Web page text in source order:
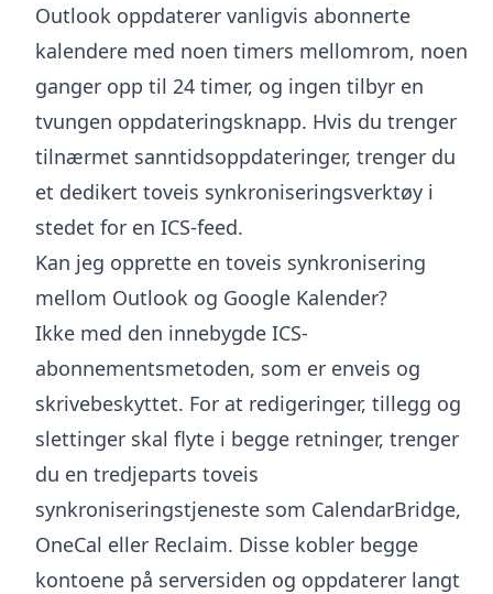
Outlook oppdaterer vanligvis abonnerte
kalendere med noen timers mellomrom, noen
ganger opp til 24 timer, og ingen tilbyr en
tvungen oppdateringsknapp. Hvis du trenger
tilnærmet sanntidsoppdateringer, trenger du
et dedikert toveis synkroniseringsverktøy i
stedet for en ICS-feed.
Kan jeg opprette en toveis synkronisering
mellom Outlook og Google Kalender?
Ikke med den innebygde ICS-
abonnementsmetoden, som er enveis og
skrivebeskyttet. For at redigeringer, tillegg og
slettinger skal flyte i begge retninger, trenger
du en tredjeparts toveis
synkroniseringstjeneste som CalendarBridge,
OneCal eller Reclaim. Disse kobler begge
kontoene på serversiden og oppdaterer langt